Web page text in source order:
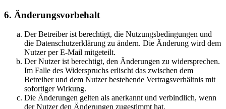
6. Änderungsvorbehalt
Der Betreiber ist berechtigt, die Nutzungsbedingungen und
die Datenschutzerklärung zu ändern. Die Änderung wird dem
Nutzer per E-Mail mitgeteilt.
Der Nutzer ist berechtigt, den Änderungen zu widersprechen.
Im Falle des Widerspruchs erlischt das zwischen dem
Betreiber und dem Nutzer bestehende Vertragsverhältnis mit
sofortiger Wirkung.
Die Änderungen gelten als anerkannt und verbindlich, wenn
der Nutzer den Änderungen zugestimmt hat.